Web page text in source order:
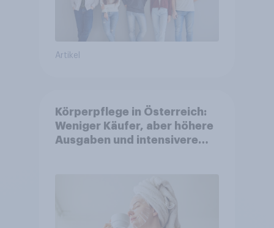
Artikel
Körperpflege in Österreich:
Weniger Käufer, aber höhere
Ausgaben und intensivere